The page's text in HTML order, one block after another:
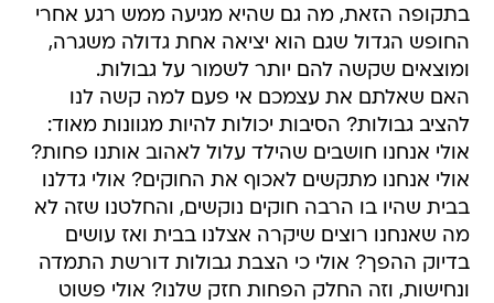
בתקופה הזאת, מה גם שהיא מגיעה ממש רגע אחרי
החופש הגדול שגם הוא יציאה אחת גדולה משגרה,
ומוצאים שקשה להם יותר לשמור על גבולות.
האם שאלתם את עצמכם אי פעם למה קשה לנו
להציב גבולות? הסיבות יכולות להיות מגוונות מאוד:
אולי אנחנו חושבים שהילד עלול לאהוב אותנו פחות?
אולי אנחנו מתקשים לאכוף את החוקים? אולי גדלנו
בבית שהיו בו הרבה חוקים נוקשים, והחלטנו שזה לא
מה שאנחנו רוצים שיקרה אצלנו בבית ואז עושים
בדיוק ההפך? אולי כי הצבת גבולות דורשת התמדה
ונחישות, וזה החלק הפחות חזק שלנו? אולי פשוט